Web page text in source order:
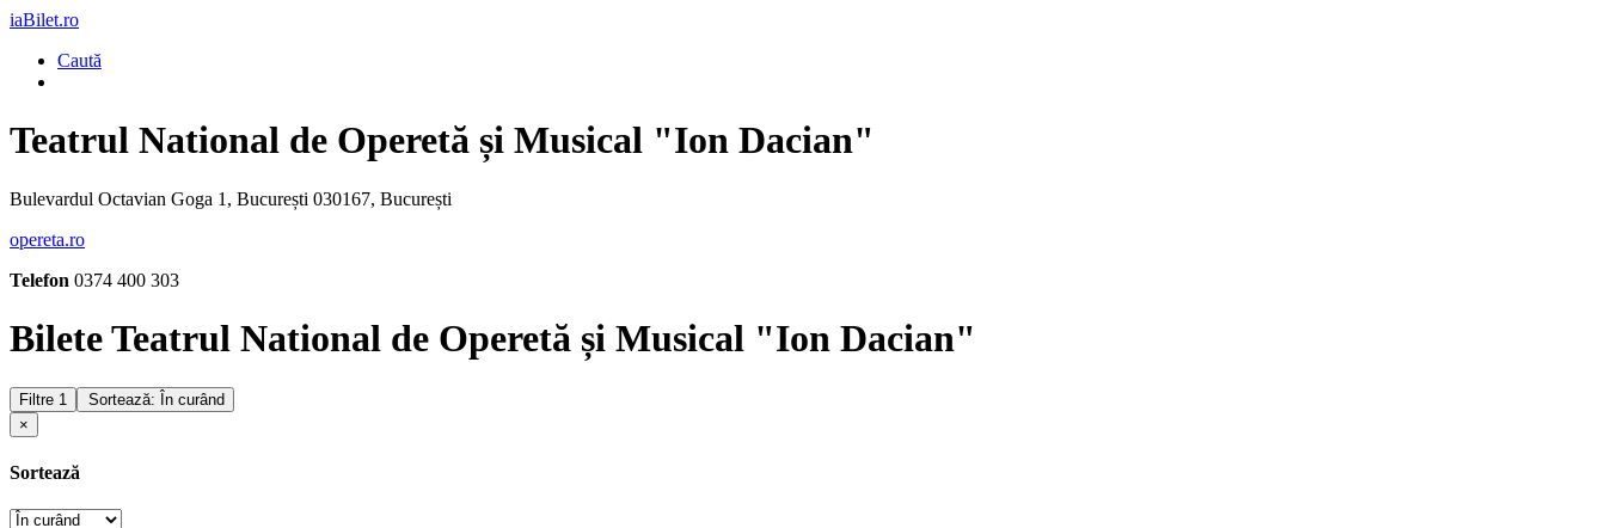
iaBilet.ro
Caută
Teatrul National de Operetă și Musical "Ion Dacian"
Bulevardul Octavian Goga 1, București 030167, București
opereta.ro
Telefon 0374 400 303
Bilete Teatrul National de Operetă și Musical "Ion Dacian"
Filtre 1
Sortează: În curând
×
Sortează